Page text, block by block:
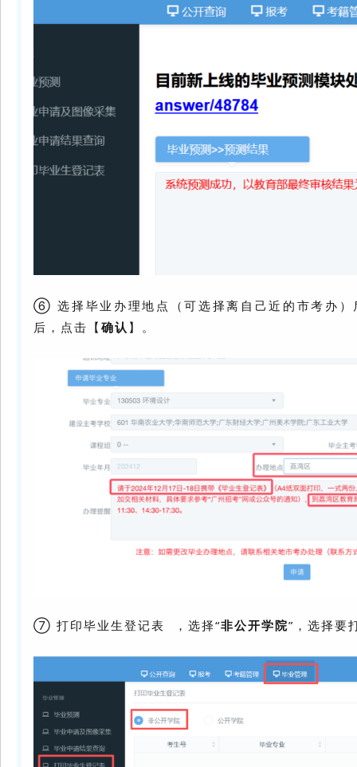
⑥ 选择毕业办理地点（可选择离自己近的市考办）
后，点击【 确认 】。
⑦ 打印毕业生登记表 ，选择“非公开学院”，选择要